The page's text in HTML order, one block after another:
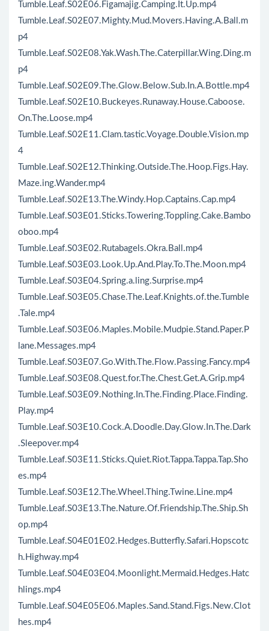
Tumble.Leaf.S02E06.Figamajig.Camping.It.Up.mp4
Tumble.Leaf.S02E07.Mighty.Mud.Movers.Having.A.Ball.m
p4
Tumble.Leaf.S02E08.Yak.Wash.The.Caterpillar.Wing.Ding.m
p4
Tumble.Leaf.S02E09.The.Glow.Below.Sub.In.A.Bottle.mp4
Tumble.Leaf.S02E10.Buckeyes.Runaway.House.Caboose.
On.The.Loose.mp4
Tumble.Leaf.S02E11.Clam.tastic.Voyage.Double.Vision.mp
4
Tumble.Leaf.S02E12.Thinking.Outside.The.Hoop.Figs.Hay.
Maze.ing.Wander.mp4
Tumble.Leaf.S02E13.The.Windy.Hop.Captains.Cap.mp4
Tumble.Leaf.S03E01.Sticks.Towering.Toppling.Cake.Bambo
oboo.mp4
Tumble.Leaf.S03E02.Rutabagels.Okra.Ball.mp4
Tumble.Leaf.S03E03.Look.Up.And.Play.To.The.Moon.mp4
Tumble.Leaf.S03E04.Spring.a.ling.Surprise.mp4
Tumble.Leaf.S03E05.Chase.The.Leaf.Knights.of.the.Tumble
.Tale.mp4
Tumble.Leaf.S03E06.Maples.Mobile.Mudpie.Stand.Paper.P
lane.Messages.mp4
Tumble.Leaf.S03E07.Go.With.The.Flow.Passing.Fancy.mp4
Tumble.Leaf.S03E08.Quest.for.The.Chest.Get.A.Grip.mp4
Tumble.Leaf.S03E09.Nothing.In.The.Finding.Place.Finding.
Play.mp4
Tumble.Leaf.S03E10.Cock.A.Doodle.Day.Glow.In.The.Dark
.Sleepover.mp4
Tumble.Leaf.S03E11.Sticks.Quiet.Riot.Tappa.Tappa.Tap.Sho
es.mp4
Tumble.Leaf.S03E12.The.Wheel.Thing.Twine.Line.mp4
Tumble.Leaf.S03E13.The.Nature.Of.Friendship.The.Ship.Sh
op.mp4
Tumble.Leaf.S04E01E02.Hedges.Butterfly.Safari.Hopscotc
h.Highway.mp4
Tumble.Leaf.S04E03E04.Moonlight.Mermaid.Hedges.Hatc
hlings.mp4
Tumble.Leaf.S04E05E06.Maples.Sand.Stand.Figs.New.Clot
hes.mp4